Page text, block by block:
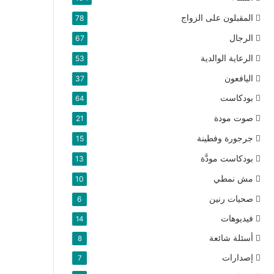
المقبلون على الزواج 78
الرجال 67
الرعاية الوالدية 53
اليافعون 37
بودكاست 64
صوت مودة 21
جرجورة وفطينة 15
بودكاست مودَّة 13
مش نمطي 10
صحيات رنين 6
فيديوهات 14
أسئلة شائعة 8
إصدارات 7